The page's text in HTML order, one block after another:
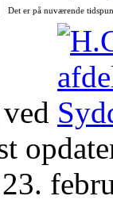
Det er på nuværende
ved